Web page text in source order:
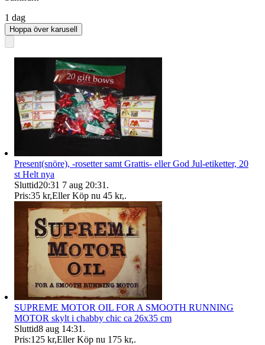
1 dag
Hoppa över karusell
Present(snöre), -rosetter samt Grattis- eller God Jul-etiketter, 20
st Helt nya
Sluttid20:31 7 aug 20:31 .
Pris:35 kr,Eller Köp nu 45 kr,.
SUPREME MOTOR OIL FOR A SMOOTH RUNNING
MOTOR skylt i chabby chic ca 26x35 cm
Sluttid8 aug 14:31 .
Pris:125 kr,Eller Köp nu 175 kr,.